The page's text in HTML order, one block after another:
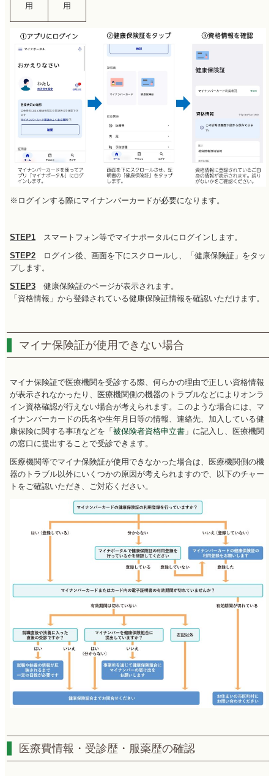
用
用
※ログインする際にマイナンバーカードが必要になります。
STEP1
スマートフォン等でマイナポータルにログインします。
STEP2 ログイン後、画面を下にスクロールし、「健康保険証」をタッ
プします。
STEP3 健康保険証のページが表示されます。
「資格情報」から登録されている健康保険証情報を確認いただけます。
マイナ保険証が使用できない場合
マイナ保険証で医療機関を受診する際、何らかの理由で正しい資格情報
が表示されなかったり、医療機関側の機器のトラブルなどによりオンラ
イン資格確認が行えない場合が考えられます。このような場合には、マ
イナンバーカードの氏名や生年月日等の情報、連絡先、加入している健
康保険に関する事項などを「 被保険者資格申立書 」に記入し、医療機関
の窓口に提出することで受診できます。
医療機関等でマイナ保険証が使用できなかった場合は、医療機関側の機
器のトラブル以外にいくつかの原因が考えられますので、以下のチャー
トをご確認いただき、ご対応ください。
医療費情報・受診歴・服薬歴の確認